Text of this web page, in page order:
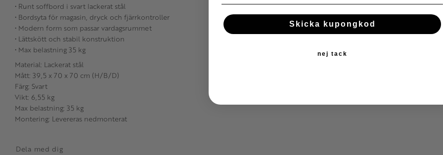
• Runt soffbord i svart lackerat stål
• Bordsyta för magasin, dryck och fjärrkontroller
• Modern form som passar vardagsrummet
• Lättskött och stabil konstruktion
• Max belastning 35 kg
Material: Lackerat stål
Mått: 39,5 x 70 x 70 cm (H/B/D)
Färg: Svart
Vikt: 6,55 kg
Max belastning: 35 kg
Montering: Levereras nedmonterat
Dela med dig
Skicka kupongkod
nej tack